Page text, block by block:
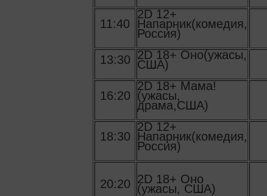
11:40
2D 12+
Напарник(комедия,
Россия)
13:30 2D 18+ Оно(ужасы,
США)
16:20
2D 18+ Мама!
(ужасы,
драма,США)
18:30
2D 12+
Напарник(комедия,
Россия)
20:20 2D 18+ Оно
(ужасы, США)